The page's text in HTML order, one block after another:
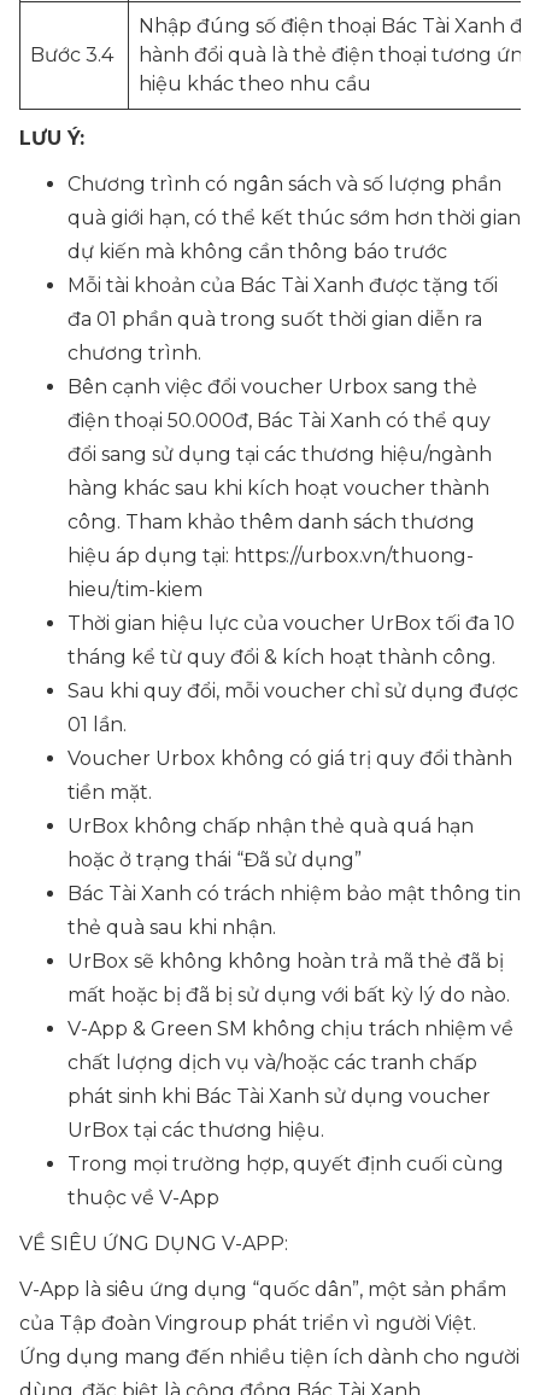
Bước 3.4
Nhập đúng số điện thoại Bác Tài Xanh
hành đổi quà là thẻ điện thoại tương
hiệu khác theo nhu cầu
LƯU Ý:
Chương trình có ngân sách và số lượng phần
quà giới hạn, có thể kết thúc sớm hơn thời gian
dự kiến mà không cần thông báo trước
Mỗi tài khoản của Bác Tài Xanh được tặng tối
đa 01 phần quà trong suốt thời gian diễn ra
chương trình.
Bên cạnh việc đổi voucher Urbox sang thẻ
điện thoại 50.000đ, Bác Tài Xanh có thể quy
đổi sang sử dụng tại các thương hiệu/ngành
hàng khác sau khi kích hoạt voucher thành
công. Tham khảo thêm danh sách thương
hiệu áp dụng tại: https://urbox.vn/thuong-
hieu/tim-kiem
Thời gian hiệu lực của voucher UrBox tối đa 10
tháng kể từ quy đổi & kích hoạt thành công.
Sau khi quy đổi, mỗi voucher chỉ sử dụng được
01 lần.
Voucher Urbox không có giá trị quy đổi thành
tiền mặt.
UrBox không chấp nhận thẻ quà quá hạn
hoặc ở trạng thái “Đã sử dụng”
Bác Tài Xanh có trách nhiệm bảo mật thông tin
thẻ quà sau khi nhận.
UrBox sẽ không không hoàn trả mã thẻ đã bị
mất hoặc bị đã bị sử dụng với bất kỳ lý do nào.
V-App & Green SM không chịu trách nhiệm về
chất lượng dịch vụ và/hoặc các tranh chấp
phát sinh khi Bác Tài Xanh sử dụng voucher
UrBox tại các thương hiệu.
Trong mọi trường hợp, quyết định cuối cùng
thuộc về V-App
VỀ SIÊU ỨNG DỤNG V-APP:
V-App là siêu ứng dụng “quốc dân”, một sản phẩm
của Tập đoàn Vingroup phát triển vì người Việt.
Ứng dụng mang đến nhiều tiện ích dành cho người